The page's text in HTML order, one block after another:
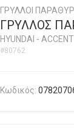
ΓΡΥΛΛΟΙ
ΓΡΥΛΛΟΣ
HYUNDAI -
#80762
Κωδικός: